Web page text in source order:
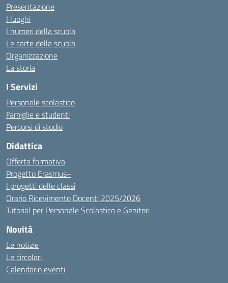
Presentazione
I luoghi
I numeri della scuola
Le carte della scuola
Organizzazione
La storia
I Servizi
Personale scolastico
Famiglie e studenti
Percorsi di studio
Didattica
Offerta formativa
Progetto Erasmus+
I progetti delle classi
Orario Ricevimento Docenti 2025/2026
Tutorial per Personale Scolastico e Genitori
Novità
Le notizie
Le circolari
Calendario eventi